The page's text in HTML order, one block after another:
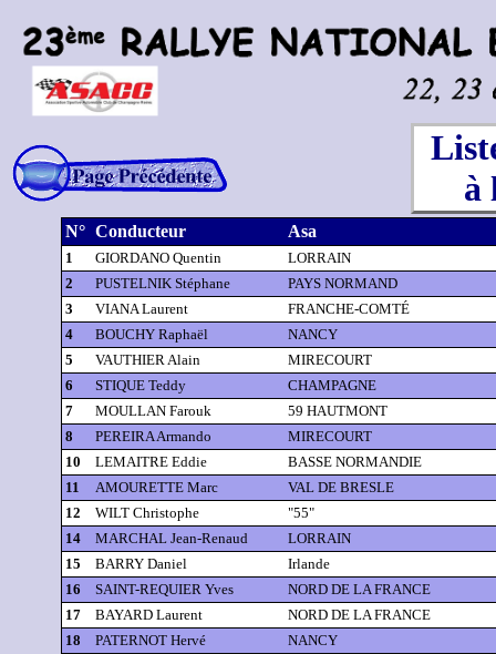
à
N° Conducteur Asa
1 GIORDANO Quentin
LORRAIN
2
PUSTELNIK Stéphane
PAYS NORMAND
3
VIANA Laurent
FRANCHE-COMTÉ
4
BOUCHY Raphaël
NANCY
5
VAUTHIER Alain
MIRECOURT
6
STIQUE Teddy
CHAMPAGNE
7
MOULLAN Farouk
59 HAUTMONT
8
PEREIRA Armando
MIRECOURT
10
LEMAITRE Eddie
BASSE NORMANDIE
11
AMOURETTE Marc
VAL DE BRESLE
12
WILT Christophe
"55"
14
MARCHAL Jean-Renaud
LORRAIN
15
BARRY Daniel
Irlande
16
SAINT-REQUIER Yves
NORD DE LA FRANCE
17
BAYARD Laurent
NORD DE LA FRANCE
18
PATERNOT Hervé
NANCY